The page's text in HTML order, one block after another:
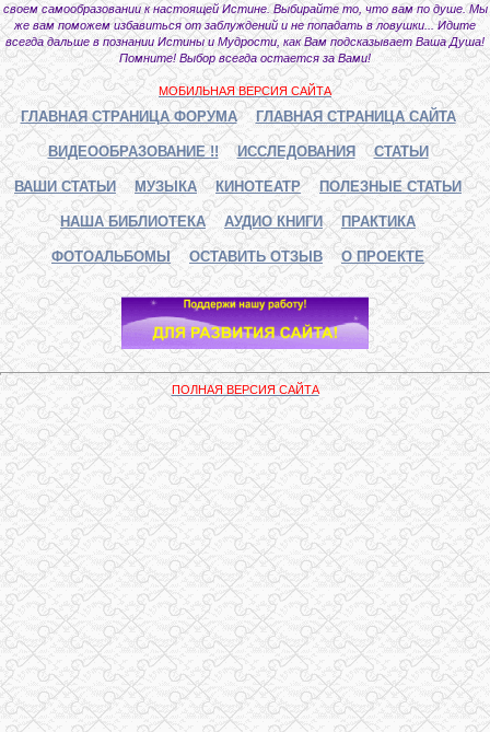
своем самообразовании к настоящей Истине. Выбирайте то, что вам по душе. Мы
же вам поможем избавиться от заблуждений и не попадать в ловушки... Идите
всегда дальше в познании Истины и Мудрости, как Вам подсказывает Ваша Душа!
Помните! Выбор всегда остается за Вами!
МОБИЛЬНАЯ ВЕРСИЯ САЙТА
ГЛАВНАЯ СТРАНИЦА ФОРУМА ГЛАВНАЯ СТРАНИЦА САЙТА
ВИДЕООБРАЗОВАНИЕ !! ИССЛЕДОВАНИЯ СТАТЬИ
ВАШИ СТАТЬИ МУЗЫКА КИНОТЕАТР ПОЛЕЗНЫЕ СТАТЬИ
НАША БИБЛИОТЕКА АУДИО КНИГИ ПРАКТИКА
ФОТОАЛЬБОМЫ ОСТАВИТЬ ОТЗЫВ О ПРОЕКТЕ
ПОЛНАЯ ВЕРСИЯ САЙТА